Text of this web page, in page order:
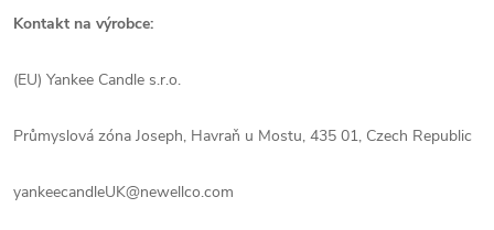
Kontakt na výrobce:
(EU) Yankee Candle s.r.o.
Průmyslová zóna Joseph, Havraň u Mostu, 435 01, Czech Republic
yankeecandleUK@newellco.com